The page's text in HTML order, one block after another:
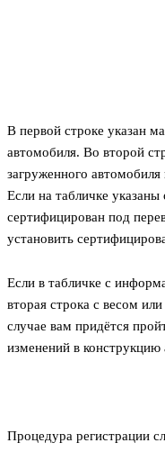
В первой строке указан
автомобиля. Во второй
загруженного
Если на табличке
сертифицирован под
установить
Если в табличке с
вторая строка с весом
случае вам придётся
изменений в конструкцию
Процедура регистрации